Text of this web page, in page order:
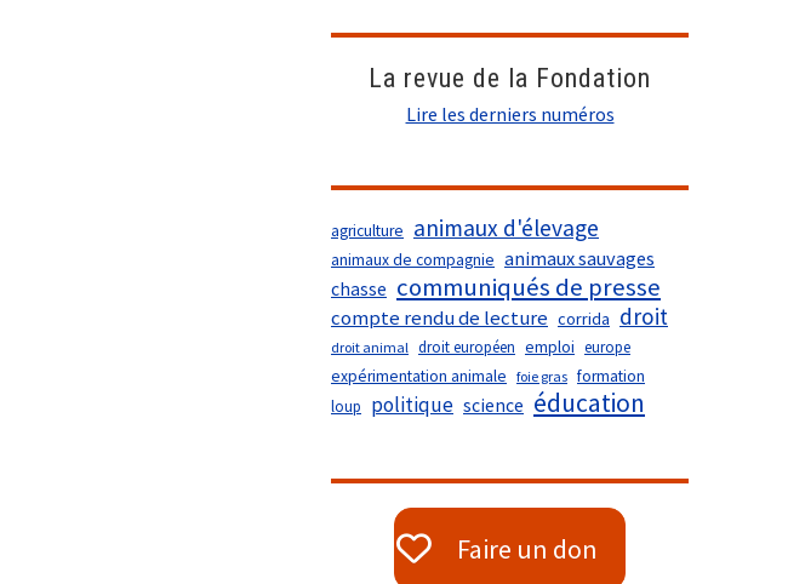
La revue de la Fondation
Lire les derniers numéros
agriculture animaux d'élevage
animaux de compagnie animaux sauvages
chasse communiqués de presse
compte rendu de lecture corrida droit
droit animal droit européen emploi europe
expérimentation animale foie gras formation
loup politique science éducation
Faire un don